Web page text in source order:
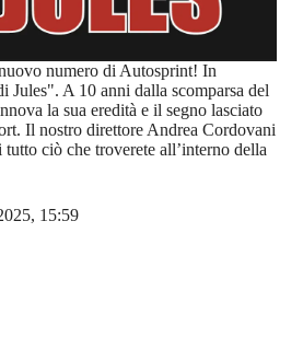
numero di Autosprint! In
Jules". A 10 anni dalla scomparsa del
la sua eredità e il segno lasciato
Il nostro direttore Andrea Cordovani
ciò che troverete all’interno della
15:59